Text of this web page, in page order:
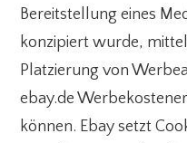
Bereitstellung eines
konzipiert wurde,
Platzierung von
ebay.de
können. Ebay setzt